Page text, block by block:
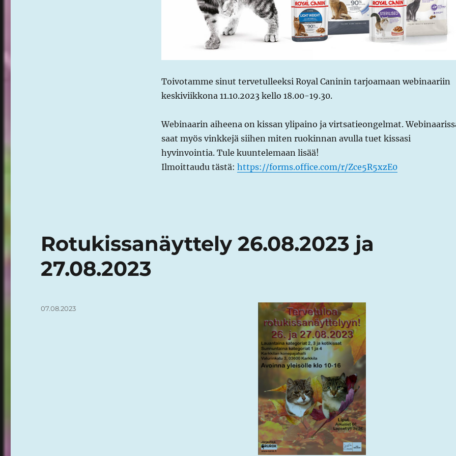
Toivotamme sinut tervetulleeksi Royal Caninin tarjoamaan webinaariin
keskiviikkona 11.10.2023 kello 18.00-19.30.
Webinaarin aiheena on kissan ylipaino ja virtsatieongelmat.
saat myös vinkkejä siihen miten ruokinnan avulla tuet kissasi
hyvinvointia. Tule kuuntelemaan lisää!
Ilmoittaudu tästä: https://forms.office.com/r/Zce5R5xzE0
Rotukissanäyttely 26.08.2023 ja
27.08.2023
Julkaistu
07.08.2023